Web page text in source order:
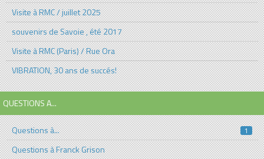
Visite à RMC / juillet 2025
souvenirs de Savoie , été 2017
Visite à RMC (Paris) / Rue Ora
VIBRATION, 30 ans de succés!
QUESTIONS A...
Questions à... 1
Questions à Franck Grison